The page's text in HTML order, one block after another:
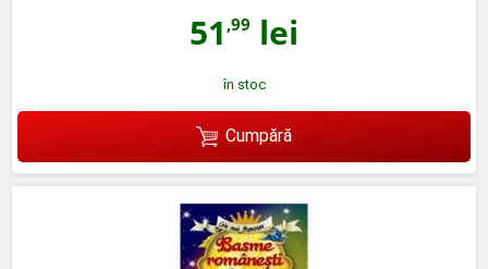
51 ,99 lei
în stoc
Cumpără